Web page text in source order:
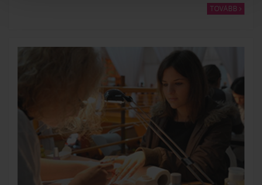
TOVÁBB